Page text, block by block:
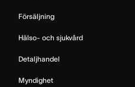
Försäljning
Hälso- och sjukvård
Detaljhandel
Myndighet